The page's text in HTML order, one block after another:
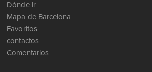
Dónde ir
Mapa de Barcelona
Favoritos
contactos
Comentarios